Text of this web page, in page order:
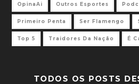
OpinaAi Outros Esportes
Primeiro Penta Ser Flamengo
Top 5 Traidores Da Nação É
TODOS OS POSTS